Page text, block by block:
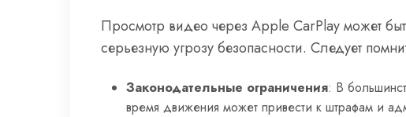
Просмотр видео через Apple CarPlay может
серьезную угрозу безопасности. Следует
Законодательные ограничения: В
время движения может привести к штрафам и